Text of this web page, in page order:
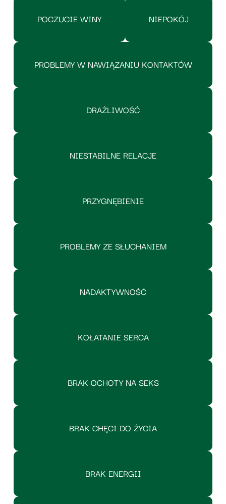
POCZUCIE WINY NIEPOKÓJ
PROBLEMY W NAWIĄZANIU KONTAKTÓW
DRAŻLIWOŚĆ
NIESTABILNE RELACJE
PRZYGNĘBIENIE
PROBLEMY ZE SŁUCHANIEM
NADAKTYWNOŚĆ
KOŁATANIE SERCA
BRAK OCHOTY NA SEKS
BRAK CHĘCI DO ŻYCIA
BRAK ENERGII